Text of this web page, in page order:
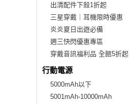
出清配件下殺1折起
三星穿戴｜耳機限時優惠
炎炎夏日出遊必備
週三快閃優惠專區
穿戴音訊福利品 全館5折起
行動電源
5000mAh以下
5001mAh-10000mAh